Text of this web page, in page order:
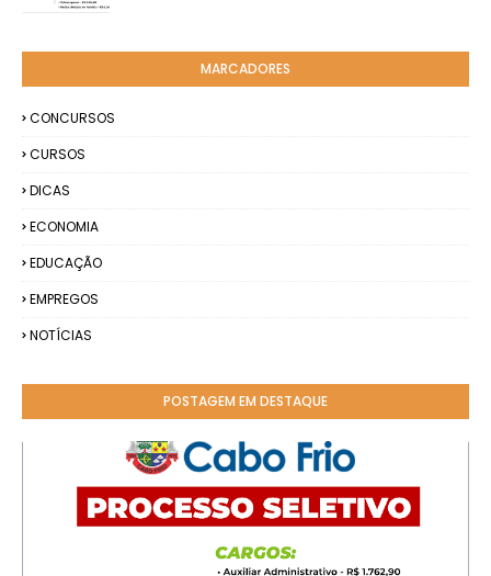
MARCADORES
CONCURSOS
CURSOS
DICAS
ECONOMIA
EDUCAÇÃO
EMPREGOS
NOTÍCIAS
POSTAGEM EM DESTAQUE